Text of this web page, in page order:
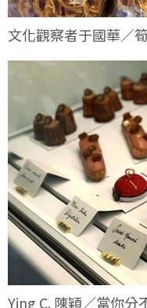
文化觀察者于國華／
Ying C. 陳穎／當你分